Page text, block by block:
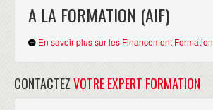
A LA FORMATION (AIF)
En savoir plus sur les Financement Formation
CONTACTEZVOTRE EXPERT FORMATION